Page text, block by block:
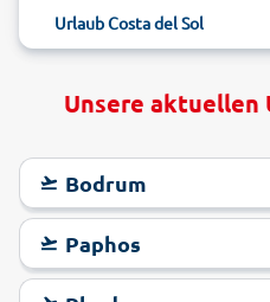
Urlaub Costa del Sol
Unsere aktuellen
Bodrum
Paphos